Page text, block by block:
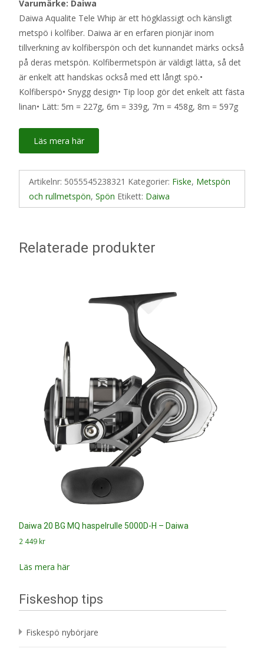
Varumärke: Daiwa
Daiwa Aqualite Tele Whip är ett högklassigt och känsligt
metspö i kolfiber. Daiwa är en erfaren pionjär inom
tillverkning av kolfiberspön och det kunnandet märks också
på deras metspön. Kolfibermetspön är väldigt lätta, så det
är enkelt att handskas också med ett långt spö.•
Kolfiberspö• Snygg design• Tip loop gör det enkelt att fästa
linan• Lätt: 5m = 227g, 6m = 339g, 7m = 458g, 8m = 597g
Läs mera här
Artikelnr: 5055545238321 Kategorier: Fiske, Metspön
och rullmetspön, Spön Etikett: Daiwa
Relaterade produkter
Daiwa 20 BG MQ haspelrulle 5000D-H – Daiwa
2 449 kr
Läs mera här
Fiskeshop tips
Fiskespö nybörjare